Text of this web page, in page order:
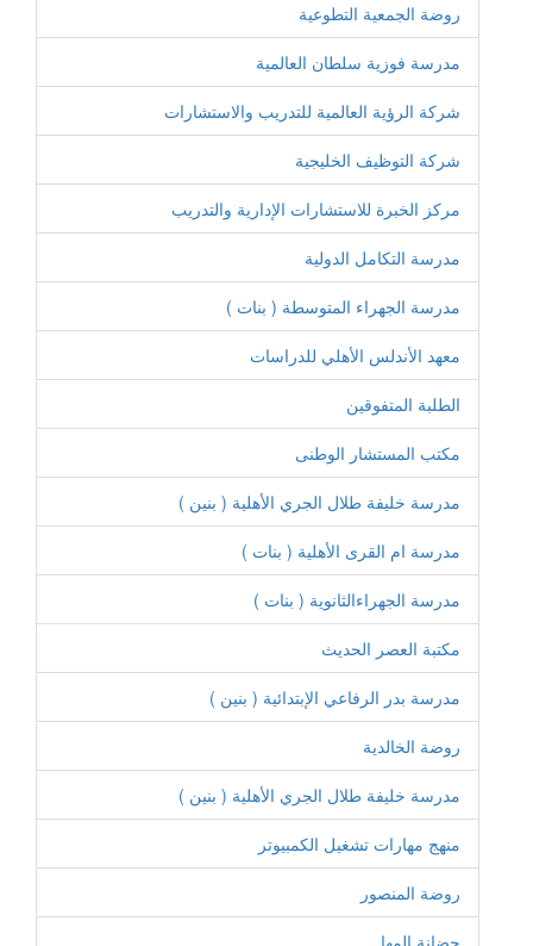
روضة الجمعية التطوعية
مدرسة فوزية سلطان العالمية
شركة الرؤية العالمية للتدريب والاستشارات
شركة التوظيف الخليجية
مركز الخبرة للاستشارات الإدارية والتدريب
مدرسة التكامل الدولية
مدرسة الجهراء المتوسطة ( بنات )
معهد الأندلس الأهلي للدراسات
الطلبة المتفوقين
مكتب المستشار الوطنى
مدرسة خليفة طلال الجري الأهلية ( بنين )
مدرسة ام القرى الأهلية ( بنات )
مدرسة الجهراءالثانوية ( بنات )
مكتبة العصر الحديث
مدرسة بدر الرفاعي الإبتدائية ( بنين )
روضة الخالدية
مدرسة خليفة طلال الجري الأهلية ( بنين )
منهج مهارات تشغيل الكمبيوتر
روضة المنصور